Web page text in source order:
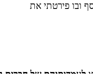
ובו פירטתי את